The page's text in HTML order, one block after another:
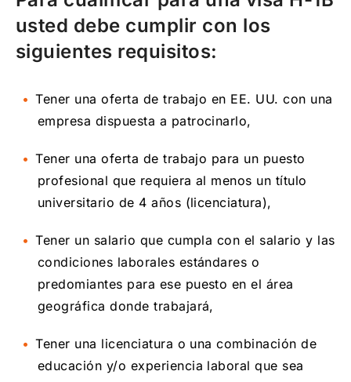
usted debe cumplir con los
siguientes requisitos:
Tener una oferta de trabajo en EE. UU. con una
empresa dispuesta a patrocinarlo,
Tener una oferta de trabajo para un puesto
profesional que requiera al menos un título
universitario de 4 años (licenciatura),
Tener un salario que cumpla con el salario y las
condiciones laborales estándares o
predomiantes para ese puesto en el área
geográfica donde trabajará,
Tener una licenciatura o una combinación de
educación y/o experiencia laboral que sea